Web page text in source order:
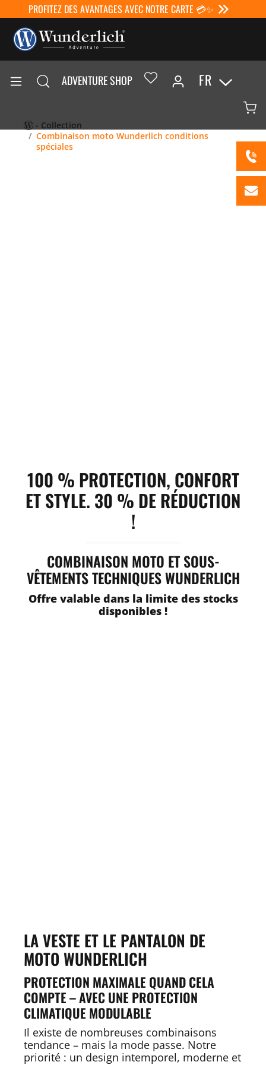
PROFITEZ DES AVANTAGES AVEC NOTRE CARTE 💳✨
ADVENTURE SHOP FR
- Collection
Combinaison moto Wunderlich conditions
spéciales
100 % PROTECTION, CONFORT
ET STYLE. 30 % DE RÉDUCTION
!
COMBINAISON MOTO ET SOUS-
VÊTEMENTS TECHNIQUES WUNDERLICH
Offre valable dans la limite des stocks
disponibles !
LA VESTE ET LE PANTALON DE
MOTO WUNDERLICH
PROTECTION MAXIMALE QUAND CELA
COMPTE – AVEC UNE PROTECTION
CLIMATIQUE MODULABLE
Il existe de nombreuses combinaisons
tendance – mais la mode passe. Notre
priorité : un design intemporel, moderne et